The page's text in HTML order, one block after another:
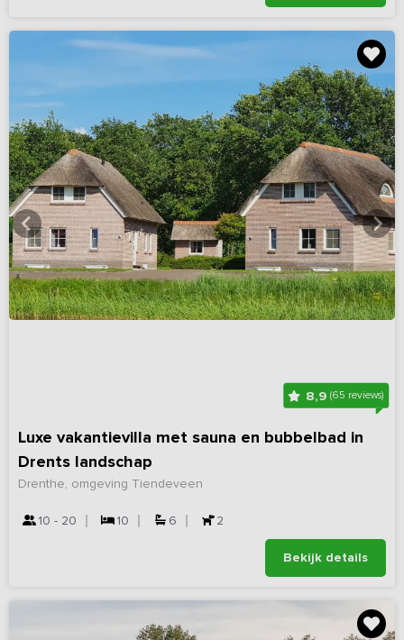
8,9 (65 reviews)
Luxe vakantievilla met sauna en bubbelbad in
Drents landschap
Drenthe, omgeving Tiendeveen
10 - 20 10 6 2
Bekijk details